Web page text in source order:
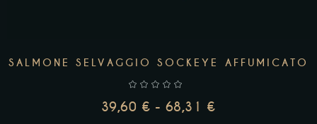
SALMONE SELVAGGIO SOCKEYE AFFUMICATO
39,60 € - 68,31 €